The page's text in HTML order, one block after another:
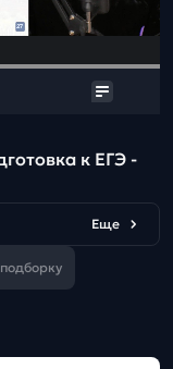
к ЕГЭ -
Еще